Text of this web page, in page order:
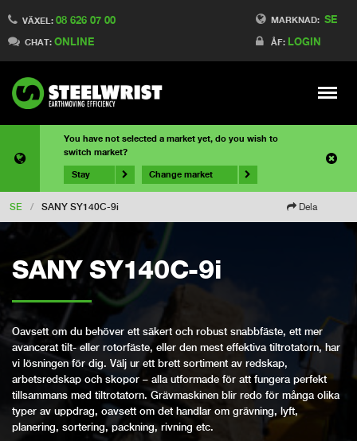
MARKNAD: SE
ÅF: LOGIN
VÄXEL: 08 626 07 00
CHAT: ONLINE
Meny
You have not selected a market yet, do you wish to
switch market?
Stay Change market
SE / SANY SY140C-9i Dela
SANY SY140C-9i
Oavsett om du behöver ett säkert och robust snabbfäste, ett mer
avancerat tilt- eller rotorfäste, eller den mest effektiva tiltrotatorn, har
vi lösningen för dig. Välj ur ett brett sortiment av redskap,
arbetsredskap och skopor – alla utformade för att fungera perfekt
tillsammans med tiltrotatorn. Grävmaskinen blir redo för många olika
typer av uppdrag, oavsett om det handlar om grävning, lyft,
planering, sortering, packning, rivning etc.